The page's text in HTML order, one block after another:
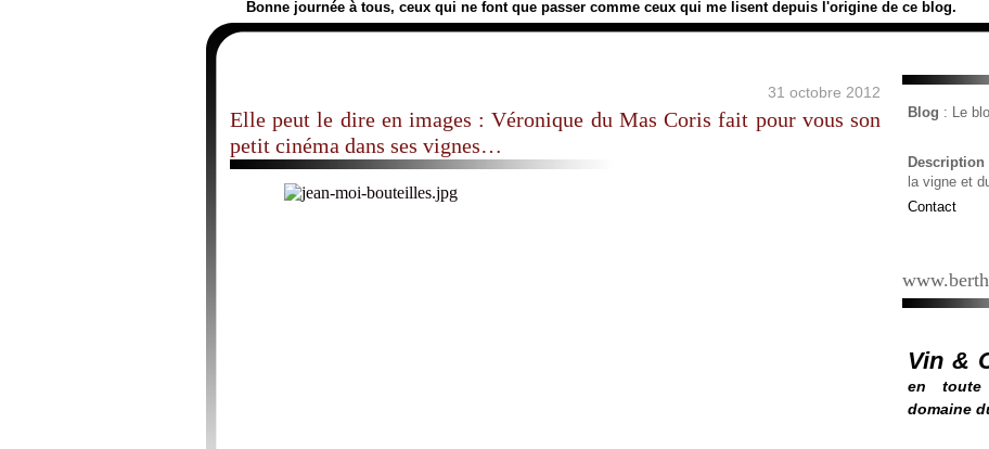
Bonne journée à tous, ceux qui ne font que passer comme ceux qui me lisent depuis l'origine de ce blog.
31 octobre 2012
Elle peut le dire en images : Véronique du Mas Coris fait pour vous son
petit cinéma dans ses vignes…
Blog : Le
Description
la vigne et
Contact
Vin &
en toute
domaine